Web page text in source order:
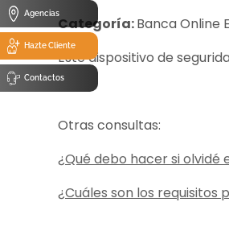
Agencias
Hazte Cliente
Contactos
Categoría:Banca Online
Este dispositivo de
Otras consultas:
¿Qué debo hacer si olvidé
¿Cuáles son los